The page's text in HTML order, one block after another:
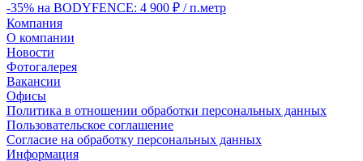
-35% на BODYFENCE: 4 900 ₽ / п.метр
Компания
О компании
Новости
Фотогалерея
Вакансии
Офисы
Политика в отношении обработки персональных данных
Пользовательское соглашение
Согласие на обработку персональных данных
Информация